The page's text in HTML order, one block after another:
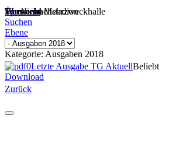
Sportheim
Turn- und Mehrzweckhalle
Wackenbachstadion
Übersicht
Suchen
Ebene
Kategorie: Ausgaben 2018
Letzte Ausgabe TG AktuellBeliebt
Download
Zurück